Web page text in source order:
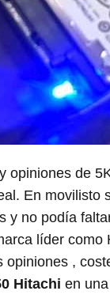
opiniones de
En movilisto
y no podía
líder como
opiniones ,
Hitachi en